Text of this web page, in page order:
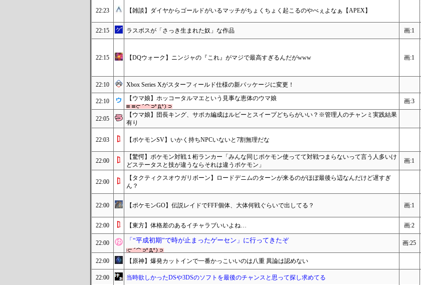
22:23 【雑談】ダイヤからゴールドがいるマッチがちょくちょく起こるのやべぇよなぁ【APEX】
22:15 ラスボスが「さっき生まれた奴」な作品 画:1
22:15 【DQウォーク】ニンジャの『これ』がマジで最高すぎるんだがwww 画:1
22:10 Xbox Series Xがスターフィールド仕様の新パッケージに変更！
22:10 【ウマ娘】ホッコータルマエという見事な恵体のウマ娘 画:3
22:05
【ウマ娘】団長キング、サポカ編成はルビーとスイープどちらがいい？※管理人のチャンミ実践結果
有り
22:03 【ポケモンSV】いかく持ちNPCいないと7割無理だな
22:00
【驚愕】ポケモン対戦１桁ランカー「みんな同じポケモン使ってて対戦つまらないって言う人多いけ
どステータスと技が違うならそれは違うポケモン」
画:1
22:00
【タクティクスオウガリボーン】ロードデニムのターンが来るのがほぼ最後ら辺なんだけど遅すぎ
ん？
22:00 【ポケモンGO】伝説レイドでFFF個体、大体何戦ぐらいで出してる？ 画:1
22:00 【東方】体格差のあるイチャラブいいよね… 画:2
22:00 「“平成初期”で時が止まったゲーセン」に行ってきたぞ 画:25
22:00 【原神】爆発カットインで一番かっこいいのは八重 異論は認めない
22:00 当時欲しかったDSや3DSのソフトを最後のチャンスと思って探し求めてる